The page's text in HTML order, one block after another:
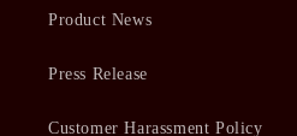
Product News
Press Release
Customer Harassment Policy